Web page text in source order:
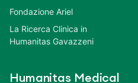
Fondazione Ariel
La Ricerca Clinica in
Humanitas Gavazzeni
Humanitas Medical